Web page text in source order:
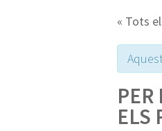
« Tots
PER
ELS